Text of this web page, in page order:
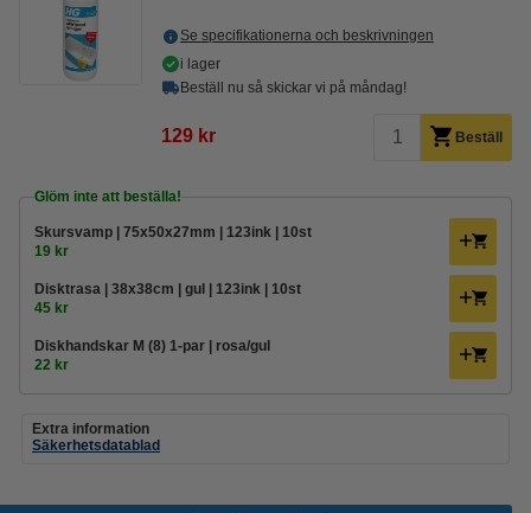
Se specifikationerna och beskrivningen
i lager
Beställ nu så skickar vi på måndag!
129 kr Beställ
Glöm inte att beställa!
Skursvamp | 75x50x27mm | 123ink | 10st
19 kr
Disktrasa | 38x38cm | gul | 123ink | 10st
45 kr
Diskhandskar M (8) 1-par | rosa/gul
22 kr
Extra information
Säkerhetsdatablad